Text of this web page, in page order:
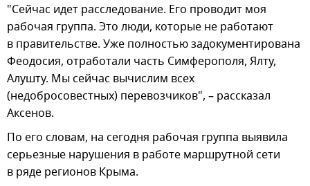
"Сейчас идет расследование. Его проводит моя
рабочая группа. Это люди, которые не работают
в правительстве. Уже полностью задокументирована
Феодосия, отработали часть Симферополя, Ялту,
Алушту. Мы сейчас вычислим всех
(недобросовестных) перевозчиков", – рассказал
Аксенов.
По его словам, на сегодня рабочая группа выявила
серьезные нарушения в работе маршрутной сети
в ряде регионов Крыма.